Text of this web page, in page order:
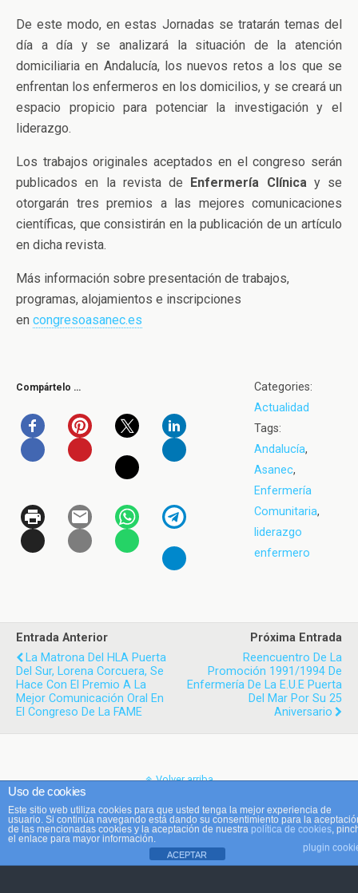
De este modo, en estas Jornadas se tratarán temas del
día a día y se analizará la situación de la atención
domiciliaria en Andalucía, los nuevos retos a los que se
enfrentan los enfermeros en los domicilios, y se creará un
espacio propicio para potenciar la investigación y el
liderazgo.
Los trabajos originales aceptados en el congreso serán
publicados en la revista de Enfermería Clínicay se
otorgarán tres premios a las mejores comunicaciones
científicas, que consistirán en la publicación de un artículo
en dicha revista.
Más información sobre presentación de trabajos,
programas, alojamientos e inscripciones
en congresoasanec.es
Compártelo …
Categories:
Actualidad
Tags:
Andalucía,
Asanec,
Enfermería
Comunitaria,
liderazgo
enfermero
Entrada Anterior
La Matrona Del HLA Puerta
Del Sur, Lorena Corcuera, Se
Hace Con El Premio A La
Mejor Comunicación Oral En
El Congreso De La FAME
Próxima Entrada
Reencuentro De La
Promoción 1991/1994 De
Enfermería De La E.U.E Puerta
Del Mar Por Su 25
Aniversario
Volver arriba
Móvil Escritorio
Uso de cookies
Este sitio web utiliza cookies para que usted tenga la mejor experiencia de
usuario. Si continúa navegando está dando su consentimiento para la
de las mencionadas cookies y la aceptación de nuestra política de cookies ,
el enlace para mayor información.
plugin
ACEPTAR